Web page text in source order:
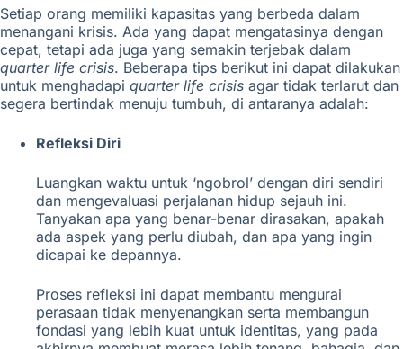
Setiap orang memiliki kapasitas yang berbeda dalam
menangani krisis. Ada yang dapat mengatasinya dengan
cepat, tetapi ada juga yang semakin terjebak dalam
quarter life crisis. Beberapa tips berikut ini dapat dilakukan
untuk menghadapi quarter life crisis agar tidak terlarut dan
segera bertindak menuju tumbuh, di antaranya adalah:
Refleksi Diri
Luangkan waktu untuk ‘ngobrol’ dengan diri sendiri
dan mengevaluasi perjalanan hidup sejauh ini.
Tanyakan apa yang benar-benar dirasakan, apakah
ada aspek yang perlu diubah, dan apa yang ingin
dicapai ke depannya.
Proses refleksi ini dapat membantu mengurai
perasaan tidak menyenangkan serta membangun
fondasi yang lebih kuat untuk identitas, yang pada